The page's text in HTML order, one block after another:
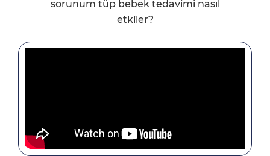
sorunum tüp bebek tedavimi nasıl
etkiler?